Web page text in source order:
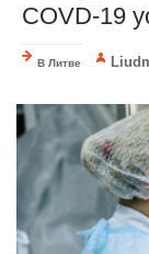
COVD-19
В Литве